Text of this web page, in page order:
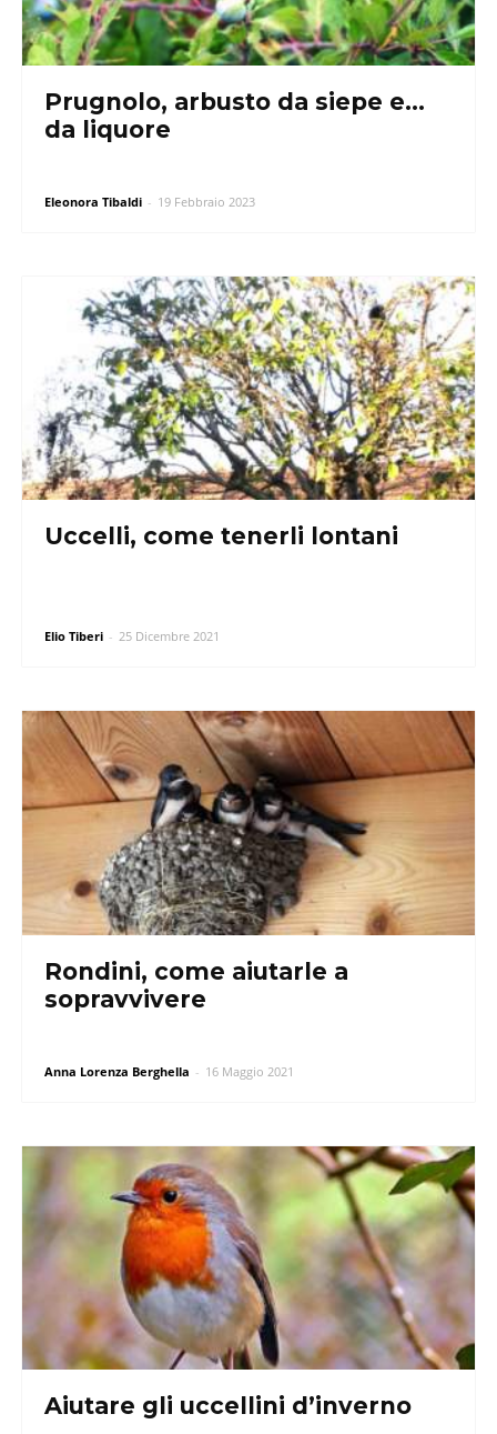
Prugnolo, arbusto da siepe e…
da liquore
Eleonora Tibaldi - 19 Febbraio 2023
Uccelli, come tenerli lontani
Elio Tiberi - 25 Dicembre 2021
Rondini, come aiutarle a
sopravvivere
Anna Lorenza Berghella - 16 Maggio 2021
Aiutare gli uccellini d’inverno